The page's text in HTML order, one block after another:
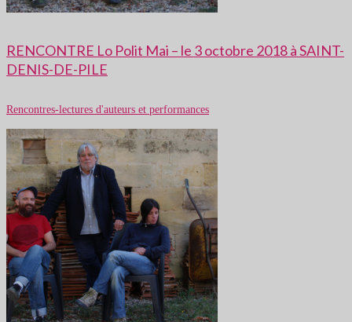
RENCONTRE Lo Polit Mai – le 3 octobre 2018 à SAINT-
DENIS-DE-PILE
Rencontres-lectures d'auteurs et performances